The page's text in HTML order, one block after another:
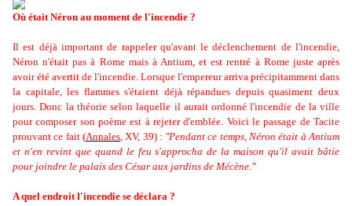
Où était Néron au moment de l'incendie ?
Il est déjà important de rappeler qu'avant le déclenchement de l'incendie,
Néron n'était pas à Rome mais à Antium, et est rentré à Rome juste après
avoir été avertit de l'incendie. Lorsque l'empereur arriva précipitamment dans
la capitale, les flammes s'étaient déjà répandues depuis quasiment deux
jours. Donc la théorie selon laquelle il aurait ordonné l'incendie de la ville
pour composer son poème est à rejeter d'emblée. Voici le passage de Tacite
prouvant ce fait (Annales, XV, 39): "Pendant ce temps, Néron était à Antium
et n'en revint que quand le feu s'approcha de la maison qu'il avait bâtie
pour joindre le palais des César aux jardins de Mécène."
A quel endroit l'incendie se déclara ?